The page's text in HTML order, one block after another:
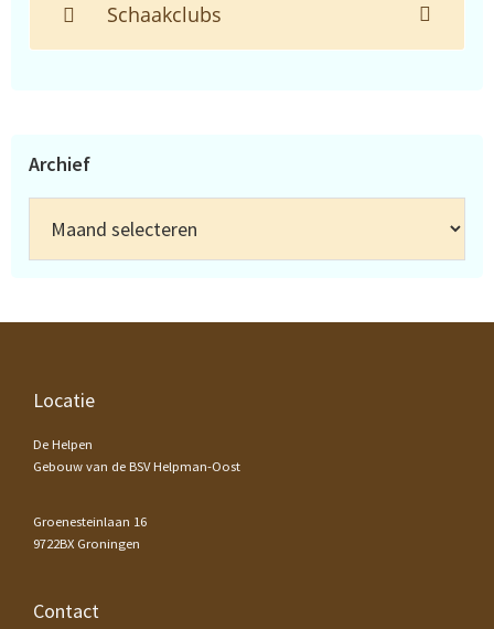
Schaakclubs
Archief
Footer
Locatie
De Helpen
Gebouw van de BSV Helpman-Oost
Groenesteinlaan 16
9722BX Groningen
Contact